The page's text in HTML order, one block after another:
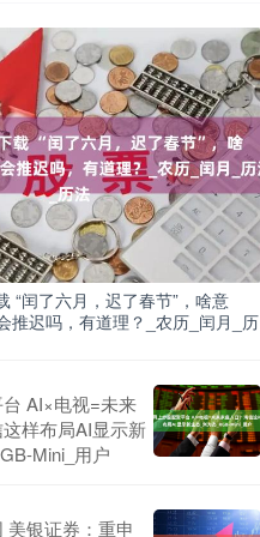
“闰了六月，迟了春节”，啥意
推迟吗，有道理？_农历_闰月_历
AI×电视=未来
样布局AI显示新
Mini_用户
美银证券：重申